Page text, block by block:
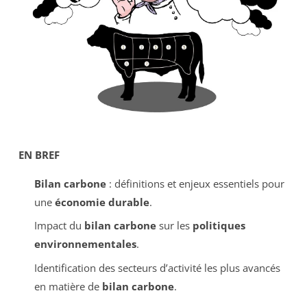
EN BREF
Bilan carbone: définitions et enjeux essentiels pour
une économie durable.
Impact du bilan carbonesur les politiques
environnementales.
Identification des secteurs d’activité les plus avancés
en matière de bilan carbone.